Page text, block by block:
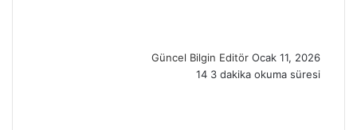
Güncel Bilgin Editör e
m
Ocak 11, 2026
14 3 dakika okuma süresi